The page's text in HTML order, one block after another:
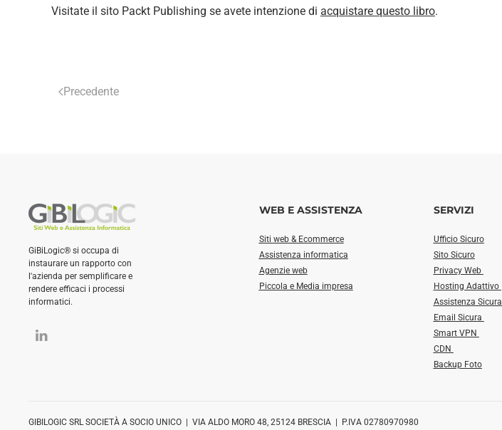
Visitate il sito Packt Publishing se avete intenzione di acquistare questo libro.
Precedente
GiBiLogic® si occupa di
instaurare un rapporto con
l'azienda per semplificare e
rendere efficaci i processi
informatici.
WEB E ASSISTENZA
Siti web & Ecommerce
Assistenza informatica
Agenzie web
Piccola e Media impresa
SERVIZI
Ufficio Sicuro
Sito Sicuro
Privacy Web
Hosting Adattivo
Assistenza Sicura
Email Sicura
Smart VPN
CDN
Backup Foto
GIBILOGIC SRL SOCIETÀ A SOCIO UNICO | VIA ALDO MORO 48, 25124 BRESCIA | P.IVA 02780970980